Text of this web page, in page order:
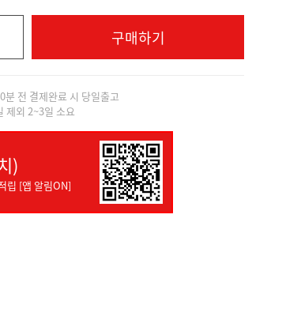
구매하기
전 결제완료 시 당일출고
제외 2~3일 소요
)
립 [앱 알림ON]